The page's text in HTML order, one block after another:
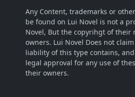
Any Content, trademarks or
be found on Lui Novel is not a
Novel, But the copyrihgt of their
owners. Lui Novel Does not
liability of this type contains,
legal approval for any use of
their owners.